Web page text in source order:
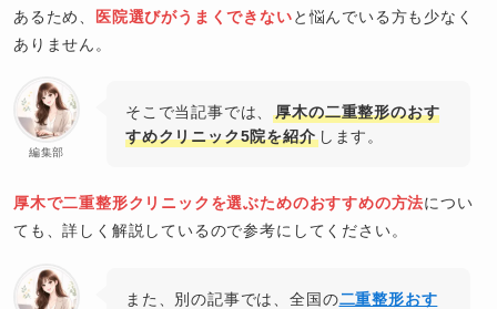
あるため、
医院選びがうまくできないと悩んでいる方も少なく
ありません。
編集部
そこで当記事では、厚木の二重整形のおす
すめクリニック5院を紹介します。
厚木で二重整形クリニックを選ぶためのおすすめの方法につい
ても、詳しく解説しているので参考にしてください。
また、別の記事では、全国の二重整形おす